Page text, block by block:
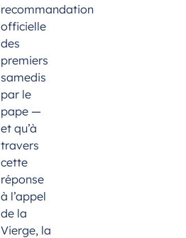
recommandation
officielle
des
premiers
samedis
par le
pape —
et qu’à
travers
cette
réponse
à l’appel
de la
Vierge, la